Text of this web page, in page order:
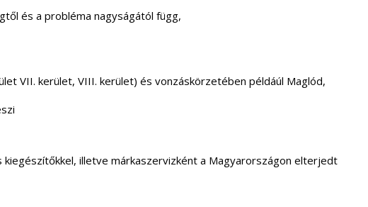
és a probléma nagyságától függ,
VII. kerület, VIII. kerület) és vonzáskörzetében példáúl Maglód,
illetve márkaszervizként a Magyarországon elterjedt